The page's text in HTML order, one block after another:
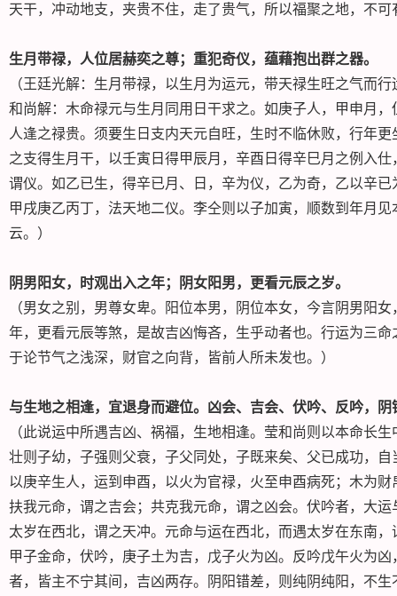
天干，冲动地支，夹贵不住，走了贵气，所以福聚之地，不
生月带禄，人位居赫奕之尊；重犯奇仪，蕴藉抱出群之器。
（王廷光解：生月带禄，以生月为运元，带天禄生旺之气而
和尚解：木命禄元与生月同用日干求之。如庚子人，甲申月
人逢之禄贵。须要生日支内天元自旺，生时不临休败，行年
之支得生月干，以壬寅日得甲辰月，辛酉日得辛巳月之例入
谓仪。如乙已生，得辛已月、日，辛为仪，乙为奇，乙以辛
甲戌庚乙丙丁，法天地二仪。李仝则以子加寅，顺数到年月
云。）
阴男阳女，时观出入之年；阴女阳男，更看元辰之岁。
（男女之别，男尊女卑。阳位本男，阴位本女，今言阴男阳
年，更看元辰等煞，是故吉凶悔吝，生乎动者也。行运为三
于论节气之浅深，财官之向背，皆前人所未发也。）
与生地之相逢，宜退身而避位。凶会、吉会、伏吟、反吟，
（此说运中所遇吉凶、祸福，生地相逢。莹和尚则以本命长
壮则子幼，子强则父衰，子父同处，子既来矣、父已成功，
以庚辛生人，运到申酉，以火为官禄，火至申酉病死；木为
扶我元命，谓之吉会；共克我元命，谓之凶会。伏吟者，大
太岁在西北，谓之天冲。元命与运在西北，而遇太岁在东南
甲子金命，伏吟，庚子土为吉，戊子火为凶。反吟戊午火为
者，皆主不宁其间，吉凶两存。阴阳错差，则纯阴纯阳，不